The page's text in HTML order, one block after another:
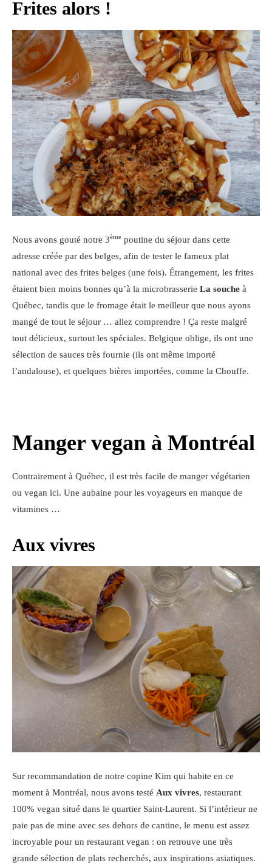
Frites alors !
Nous avons gouté notre 3ème poutine du séjour dans cette
adresse créée par des belges, afin de tester le fameux plat
national avec des frites belges (une fois). Étrangement, les frites
étaient bien moins bonnes qu’à la microbrasserie La souche à
Québec, tandis que le fromage était le meilleur que nous ayons
mangé de tout le séjour … allez comprendre ! Ça reste malgré
tout délicieux, surtout les spéciales. Belgique oblige, ils ont une
sélection de sauces très fournie (ils ont même importé
l’andalouse), et quelques bières importées, comme la Chouffe.
Manger vegan à Montréal
Contrairement à Québec, il est très facile de manger végétarien
ou vegan ici. Une aubaine pour les voyageurs en manque de
vitamines …
Aux vivres
Sur recommandation de notre copine Kim qui habite en ce
moment à Montréal, nous avons testé Aux vivres, restaurant
100% vegan situé dans le quartier Saint-Laurent. Si l’intérieur ne
paie pas de mine avec ses dehors de cantine, le menu est assez
incroyable pour un restaurant vegan : on retrouve une très
grande sélection de plats recherchés, aux inspirations asiatiques.